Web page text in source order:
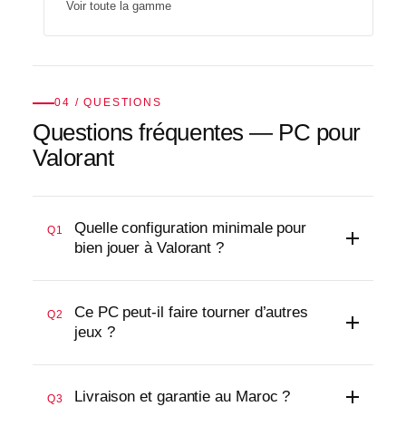
Voir toute la gamme
04 / QUESTIONS
Questions fréquentes — PC pour
Valorant
Q1
Quelle configuration minimale pour
bien jouer à Valorant ?
Q2
Ce PC peut-il faire tourner d’autres
jeux ?
Q3 Livraison et garantie au Maroc ?